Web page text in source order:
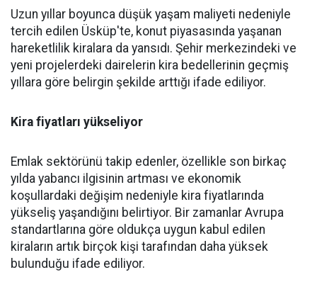
Uzun yıllar boyunca düşük yaşam maliyeti nedeniyle
tercih edilen Üsküp'te, konut piyasasında yaşanan
hareketlilik kiralara da yansıdı. Şehir merkezindeki ve
yeni projelerdeki dairelerin kira bedellerinin geçmiş
yıllara göre belirgin şekilde arttığı ifade ediliyor.
Kira fiyatları yükseliyor
Emlak sektörünü takip edenler, özellikle son birkaç
yılda yabancı ilgisinin artması ve ekonomik
koşullardaki değişim nedeniyle kira fiyatlarında
yükseliş yaşandığını belirtiyor. Bir zamanlar Avrupa
standartlarına göre oldukça uygun kabul edilen
kiraların artık birçok kişi tarafından daha yüksek
bulunduğu ifade ediliyor.